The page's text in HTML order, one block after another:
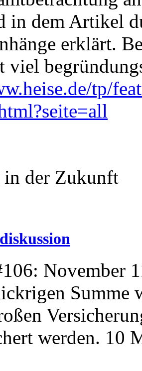
in dem Artikel
erklärt.
viel
tp/
der Zukunft
November
Summe
werden. 10